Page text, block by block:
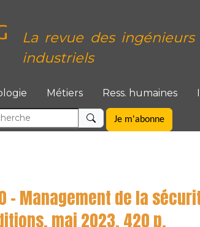
La revue des
industriels
Métiers Ress. humaines
Je m'abonne
– Management de la
mai 2023, 420 p.